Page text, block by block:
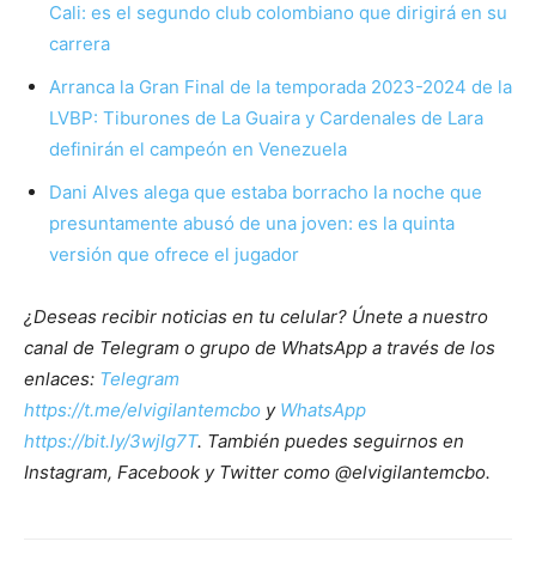
Cali: es el segundo club colombiano que dirigirá en su
carrera
Arranca la Gran Final de la temporada 2023-2024 de la
LVBP: Tiburones de La Guaira y Cardenales de Lara
definirán el campeón en Venezuela
Dani Alves alega que estaba borracho la noche que
presuntamente abusó de una joven: es la quinta
versión que ofrece el jugador
¿Deseas recibir noticias en tu celular? Únete a nuestro
canal de Telegram o grupo de WhatsApp a través de los
enlaces: Telegram
https://t.me/elvigilantemcbo y WhatsApp
https://bit.ly/3wjIg7T. También puedes seguirnos en
Instagram, Facebook y Twitter como @elvigilantemcbo.